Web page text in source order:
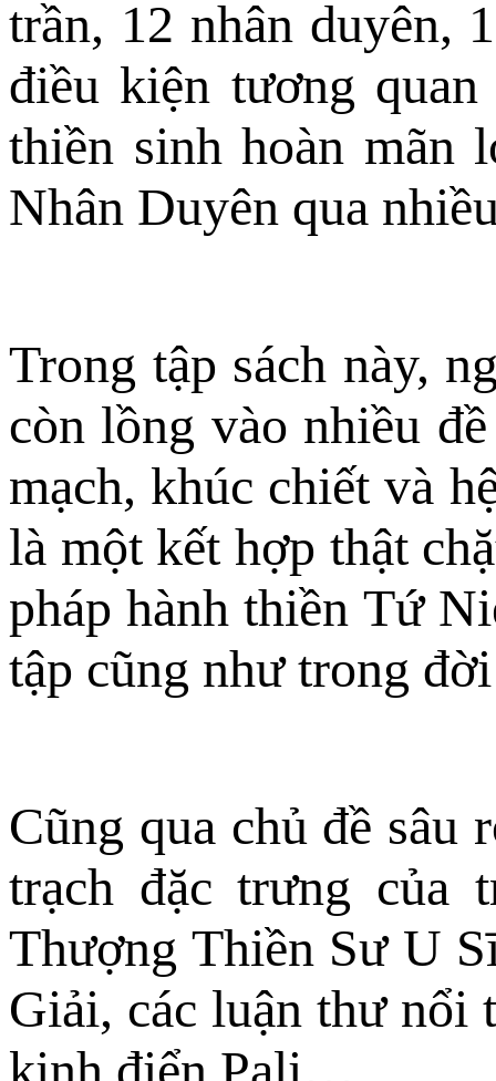
trần, 12 nhân duyên,
điều kiện tương
thiền sinh hoàn mãn
Nhân Duyên qua
Trong tập sách này,
còn lồng vào nhiều
mạch, khúc chiết và
là một kết hợp thật
pháp hành thiền Tứ
tập cũng như trong
Cũng qua chủ đề
trạch đặc trưng của
Thượng Thiền Sư U
Giải, các luận thư nổi
kinh điển Pali…